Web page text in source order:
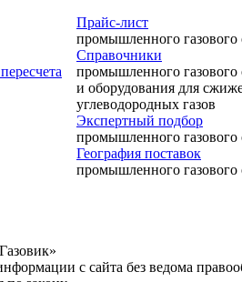
Прайс-лист
промышленного газового
Справочники
промышленного газового
и оборудования для
углеводородных газов
Экспертный подбор
промышленного газового
География поставок
промышленного газового
с сайта без ведома